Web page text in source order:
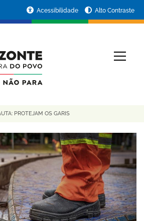
Acessibilidade Alto Contraste
PROTEJAM OS GARIS